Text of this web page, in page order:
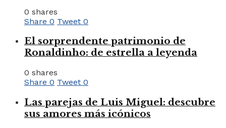
0 shares
Share 0 Tweet 0
El sorprendente patrimonio de
Ronaldinho: de estrella a leyenda
0 shares
Share 0 Tweet 0
Las parejas de Luis Miguel: descubre
sus amores más icónicos